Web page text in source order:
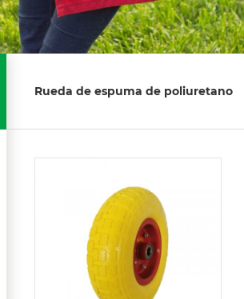
Rueda de espuma de poliuretano